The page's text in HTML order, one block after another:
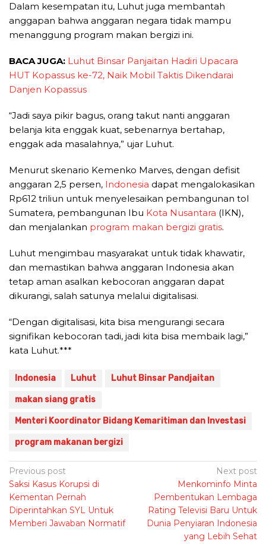
Dalam kesempatan itu, Luhut juga membantah
anggapan bahwa anggaran negara tidak mampu
menanggung program makan bergizi ini.
BACA JUGA: Luhut Binsar Panjaitan Hadiri Upacara
HUT Kopassus ke-72, Naik Mobil Taktis Dikendarai
Danjen Kopassus
“Jadi saya pikir bagus, orang takut nanti anggaran
belanja kita enggak kuat, sebenarnya bertahap,
enggak ada masalahnya,” ujar Luhut.
Menurut skenario Kemenko Marves, dengan defisit
anggaran 2,5 persen, Indonesia dapat mengalokasikan
Rp612 triliun untuk menyelesaikan pembangunan tol
Sumatera, pembangunan Ibu Kota Nusantara (IKN),
dan menjalankan program makan bergizi gratis.
Luhut mengimbau masyarakat untuk tidak khawatir,
dan memastikan bahwa anggaran Indonesia akan
tetap aman asalkan kebocoran anggaran dapat
dikurangi, salah satunya melalui digitalisasi.
“Dengan digitalisasi, kita bisa mengurangi secara
signifikan kebocoran tadi, jadi kita bisa membaik lagi,”
kata Luhut.***
Indonesia Luhut Luhut Binsar Pandjaitan
makan siang gratis
Menteri Koordinator Bidang Kemaritiman dan Investasi
program makanan bergizi
Post
navigation
Previous post
Saksi Kasus Korupsi di
Kementan Pernah
Diperintahkan SYL Untuk
Memberi Jawaban Normatif
Next post
Menkominfo Minta
Pembentukan Lembaga
Rating Televisi Baru Untuk
Dunia Penyiaran Indonesia
yang Lebih Sehat